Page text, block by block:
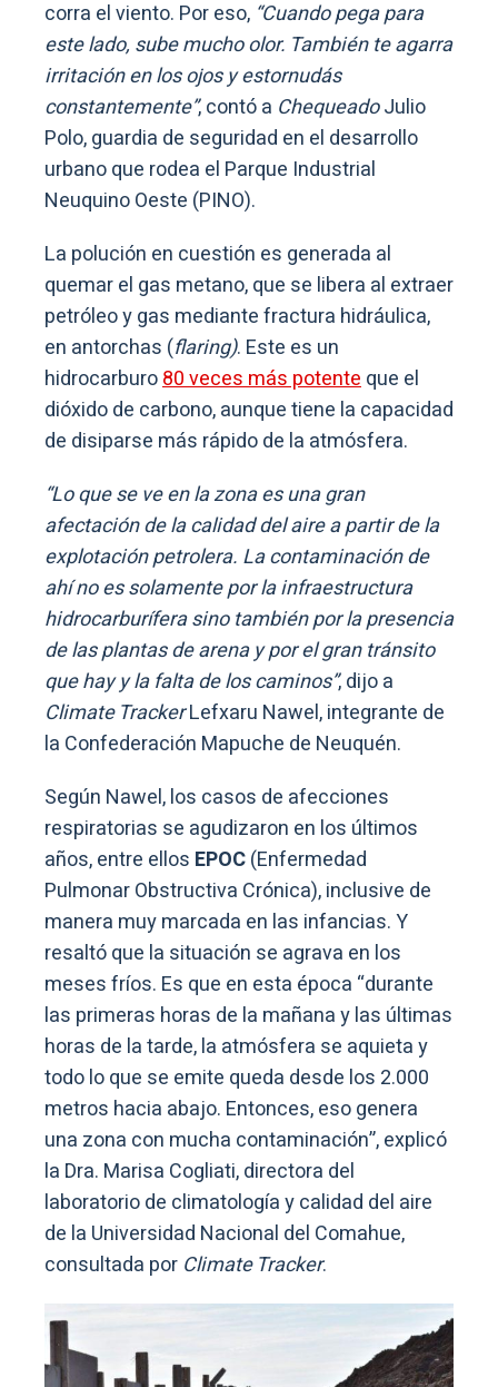
corra el viento. Por eso, “Cuando pega para
este lado, sube mucho olor. También te agarra
irritación en los ojos y estornudás
constantemente”, contó a ChequeadoJulio
Polo, guardia de seguridad en el desarrollo
urbano que rodea el Parque Industrial
Neuquino Oeste (PINO).
La polución en cuestión es generada al
quemar el gas metano, que se libera al extraer
petróleo y gas mediante fractura hidráulica,
en antorchas (flaring). Este es un
hidrocarburo80 veces más potenteque el
dióxido de carbono, aunque tiene la capacidad
de disiparse más rápido de la atmósfera.
“Lo que se ve en la zona es una gran
afectación de la calidad del aire a partir de la
explotación petrolera. La contaminación de
ahí no es solamente por la infraestructura
hidrocarburífera sino también por la presencia
de las plantas de arena y por el gran tránsito
que hay y la falta de los caminos”, dijo a
Climate TrackerLefxaru Nawel, integrante de
la Confederación Mapuche de Neuquén.
Según Nawel, los casos de afecciones
respiratorias se agudizaron en los últimos
años, entre ellos EPOC(Enfermedad
Pulmonar Obstructiva Crónica), inclusive de
manera muy marcada en las infancias. Y
resaltó que la situación se agrava en los
meses fríos. Es que en esta época “durante
las primeras horas de la mañana y las últimas
horas de la tarde, la atmósfera se aquieta y
todo lo que se emite queda desde los 2.000
metros hacia abajo. Entonces, eso genera
una zona con mucha contaminación”, explicó
la Dra. Marisa Cogliati, directora del
laboratorio de climatología y calidad del aire
de la Universidad Nacional del Comahue,
consultada por Climate Tracker.